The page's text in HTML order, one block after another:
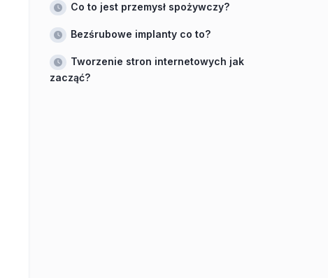
Co to jest przemysł spożywczy?
Bezśrubowe implanty co to?
Tworzenie stron internetowych jak
zacząć?